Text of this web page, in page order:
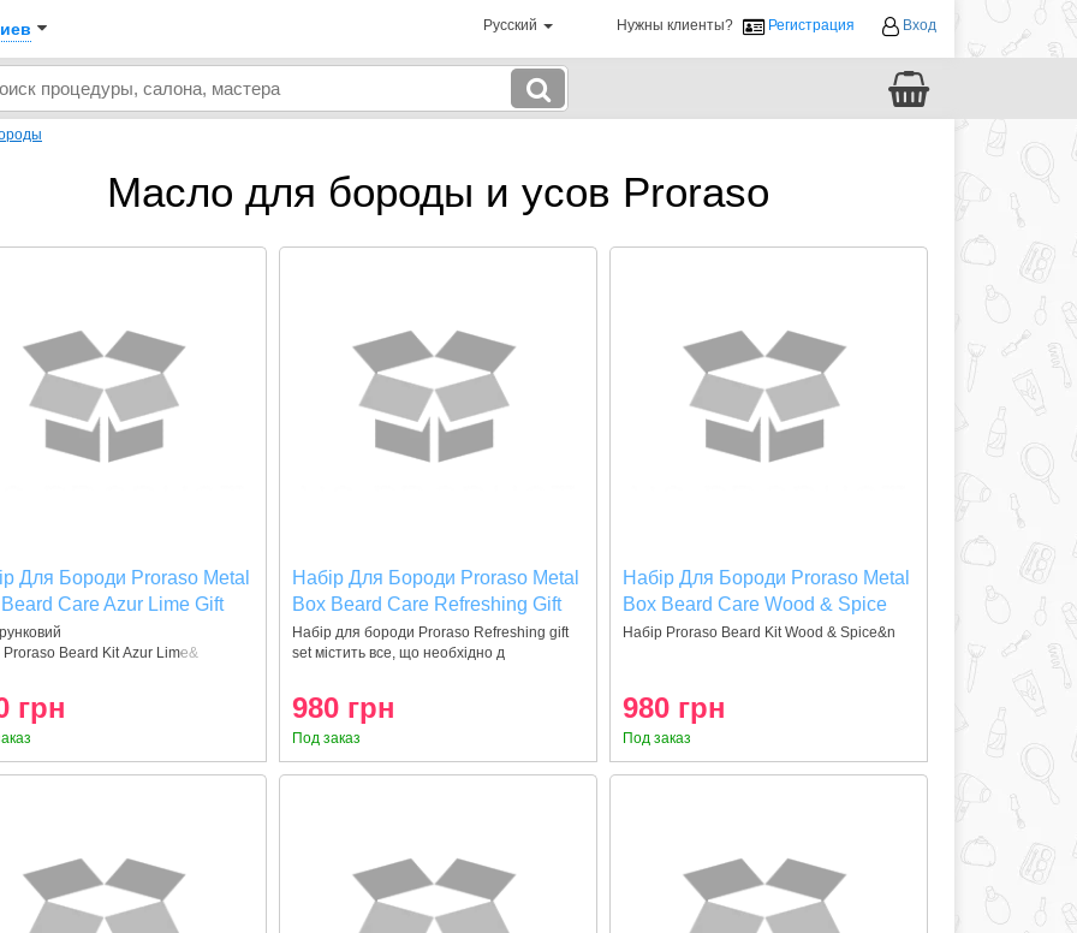
Русский Нужны клиенты? Регистрация Вход
Масло для бороды и усов Proraso
Для Бороди Proraso Metal
Care Azur Lime Gift
Proraso Beard Kit Azur Lime&
грн
Набір Для Бороди Proraso Metal
Box Beard Care Refreshing Gift
Set
Набір для бороди Proraso Refreshing gift
set містить все, що необхідно д
980 грн
Под заказ
Набір Для Бороди Proraso Metal
Box Beard Care Wood & Spice
Gift Set
Набір Proraso Beard Kit Wood & Spice&n
980 грн
Под заказ